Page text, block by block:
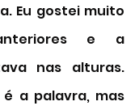
Eu gostei muito
e a
nas alturas.
a palavra, mas